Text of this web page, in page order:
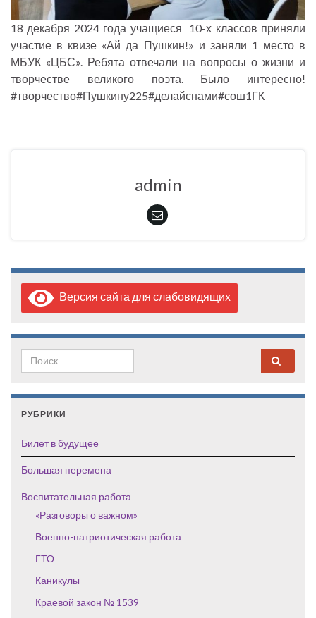
18 декабря 2024 года учащиеся 10-х классов приняли
участие в квизе «Ай да Пушкин!» и заняли 1 место в
МБУК «ЦБС». Ребята отвечали на вопросы о жизни и
творчестве великого поэта. Было интересно!
#творчество#Пушкину225#делайснами#сош1ГК
admin
Версия сайта для слабовидящих
Search for:
РУБРИКИ
Билет в будущее
Большая перемена
Воспитательная работа
«Разговоры о важном»
Военно-патриотическая работа
ГТО
Каникулы
Краевой закон № 1539